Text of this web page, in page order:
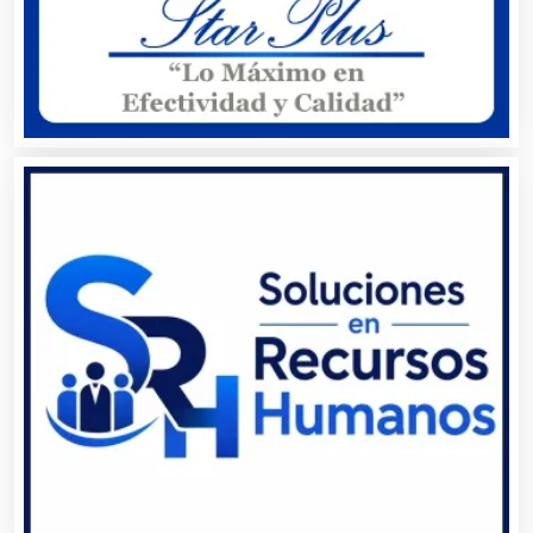
Audio, Sonido e Iluminación
Audios para Eventos
Automatización
Automóviles Nuevos y Usados